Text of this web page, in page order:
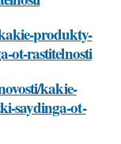
produkty-
ot-rastitelnosti
kakie-
saydinga-ot-